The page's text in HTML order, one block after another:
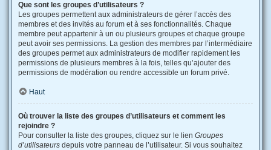
Que sont les groupes d’utilisateurs ?
Les groupes permettent aux administrateurs de gérer l’accès des
membres et des invités au forum et à ses fonctionnalités. Chaque
membre peut appartenir à un ou plusieurs groupes et chaque groupe
peut avoir ses permissions. La gestion des membres par l’intermédiaire
des groupes permet aux administrateurs de modifier rapidement les
permissions de plusieurs membres à la fois, telles qu’ajouter des
permissions de modération ou rendre accessible un forum privé.
Haut
Où trouver la liste des groupes d’utilisateurs et comment les
rejoindre ?
Pour consulter la liste des groupes, cliquez sur le lien Groupes
d’utilisateurs depuis votre panneau de l’utilisateur. Si vous souhaitez